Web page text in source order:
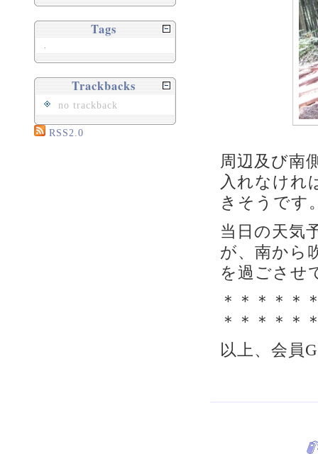
周辺及び南
入れなけれ
きそうです
当日の天気
が、南から
を過ごさせ
＊＊＊＊＊
＊＊＊＊＊
以上、会員
Tags
Trackbacks
no trackback
RSS2.0